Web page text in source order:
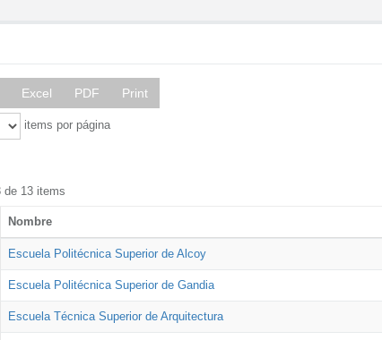
Excel PDF Print
items por página
de 13 items
Nombre
Escuela Politécnica Superior de Alcoy
Escuela Politécnica Superior de Gandia
Escuela Técnica Superior de Arquitectura